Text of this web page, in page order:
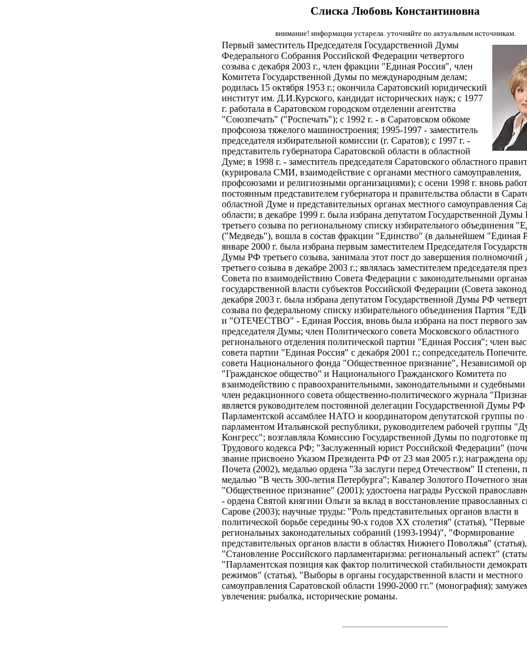
Слиска Любовь Константиновна
внимание! информация устарела. уточняйте по актуальным источникам.
Первый заместитель Председателя Государственной Думы
Федерального Собрания Российской Федерации четвертого
созыва с декабря 2003 г., член фракции "Единая Россия", член
Комитета Государственной Думы по международным делам;
родилась 15 октября 1953 г.; окончила Саратовский юридический
институт им. Д.И.Курского, кандидат исторических наук; с 1977
г. работала в Саратовском городском отделении агентства
"Союзпечать" ("Роспечать"); с 1992 г. - в Саратовском обкоме
профсоюза тяжелого машиностроения; 1995-1997 - заместитель
председателя избирательной комиссии (г. Саратов); с 1997 г. -
представитель губернатора Саратовской области в областной
Думе; в 1998 г. - заместитель председателя Саратовского областного
(курировала СМИ, взаимодействие с органами местного самоуправления,
профсоюзами и религиозными организациями); с осени 1998 г. вновь
постоянным представителем губернатора и правительства области в
областной Думе и представительных органах местного самоуправления
области; в декабре 1999 г. была избрана депутатом Государственной
третьего созыва по региональному списку избирательного объединения
("Медведь"), вошла в состав фракции "Единство" (в дальнейшем "Единая
январе 2000 г. была избрана первым заместителем Председателя
Думы РФ третьего созыва, занимала этот пост до завершения
третьего созыва в декабре 2003 г.; являлась заместителем председателя
Совета по взаимодействию Совета Федерации с законодательными
государственной власти субъектов Российской Федерации (Совета
декабря 2003 г. была избрана депутатом Государственной Думы РФ
созыва по федеральному списку избирательного объединения Партия
и "ОТЕЧЕСТВО" - Единая Россия, вновь была избрана на пост первого
председателя Думы; член Политического совета Московского областного
регионального отделения политической партии "Единая Россия"; член
совета партии "Единая Россия" с декабря 2001 г.; сопредседатель
совета Национального фонда "Общественное признание", Независимой
"Гражданское общество" и Национального Гражданского Комитета по
взаимодействию с правоохранительными, законодательными и судебными
член редакционного совета общественно-политического журнала
является руководителем постоянной делегации Государственной Думы РФ
Парламентской ассамблее НАТО и координатором депутатской группы по
парламентом Итальянской республики, руководителем рабочей группы
Конгресс"; возглавляла Комиссию Государственной Думы по подготовке
Трудового кодекса РФ; "Заслуженный юрист Российской Федерации"
звание присвоено Указом Президента РФ от 23 мая 2005 г.); награждена
Почета (2002), медалью ордена "За заслуги перед Отечеством" II степени,
медалью "В честь 300-летия Петербурга"; Кавалер Золотого Почетного
"Общественное признание" (2001); удостоена награды Русской
- ордена Святой княгини Ольги за вклад в восстановление православных
Сарове (2003); научные труды: "Роль представительных органов власти в
политической борьбе середины 90-х годов ХХ столетия" (статья),
региональных законодательных собраний (1993-1994)", "Формирование
представительных органов власти в областях Нижнего Поволжья" (статья),
"Становление Российского парламентаризма: региональный аспект"
"Парламентская позиция как фактор политической стабильности
режимов" (статья), "Выборы в органы государственной власти и местного
самоуправления Саратовской области 1990-2000 гг." (монография);
увлечения: рыбалка, исторические романы.